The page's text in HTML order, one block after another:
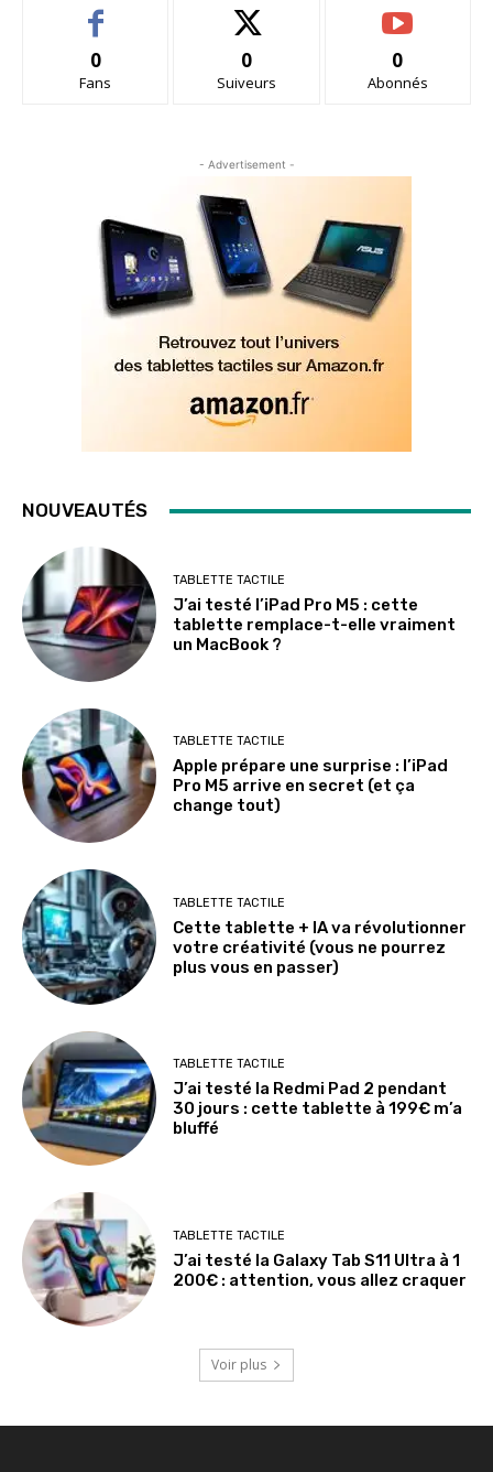
0
Fans
0
Suiveurs
0
Abonnés
- Advertisement -
NOUVEAUTÉS
TABLETTE TACTILE
J’ai testé l’iPad Pro M5 : cette
tablette remplace-t-elle vraiment
un MacBook ?
TABLETTE TACTILE
Apple prépare une surprise : l’iPad
Pro M5 arrive en secret (et ça
change tout)
TABLETTE TACTILE
Cette tablette + IA va révolutionner
votre créativité (vous ne pourrez
plus vous en passer)
TABLETTE TACTILE
J’ai testé la Redmi Pad 2 pendant
30 jours : cette tablette à 199€ m’a
bluffé
TABLETTE TACTILE
J’ai testé la Galaxy Tab S11 Ultra à 1
200€ : attention, vous allez craquer
Voir plus